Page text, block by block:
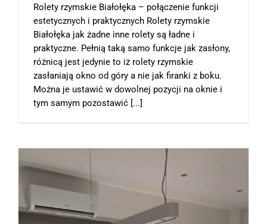
Rolety rzymskie Białołęka – połączenie funkcji
estetycznych i praktycznych Rolety rzymskie
Białołęka jak żadne inne rolety są ładne i
praktyczne. Pełnią taką samo funkcje jak zasłony,
różnicą jest jedynie to iż rolety rzymskie
zasłaniają okno od góry a nie jak firanki z boku.
Można je ustawić w dowolnej pozycji na oknie i
tym samym pozostawić [...]